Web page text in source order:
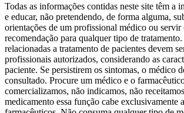
Todas as informações contidas neste site têm a
e educar, não pretendendo, de forma alguma,
orientações de um profissional médico ou servir
recomendação para qualquer tipo de
relacionadas a tratamento de pacientes devem
profissionais autorizados, considerando as
paciente. Se persistirem os sintomas, o médico
consultado. Procure um médico e o
comercializamos, não indicamos, não
medicamento essa função cabe exclusivamente